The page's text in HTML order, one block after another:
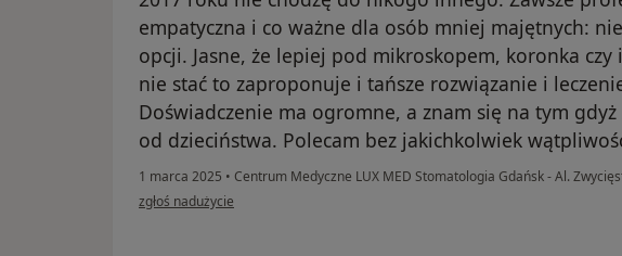
empatyczna i co ważne dla osób mniej majętnych:
opcji. Jasne, że lepiej pod mikroskopem, koronka czy
nie stać to zaproponuje i tańsze rozwiązanie i
Doświadczenie ma ogromne, a znam się na tym gdyż
od dzieciństwa. Polecam bez jakichkolwiek
1 marca 2025 • Centrum Medyczne LUX MED Stomatologia Gdańsk - Al.
w opinii użytkownika Marcin Kulczewski
zgłoś nadużycie